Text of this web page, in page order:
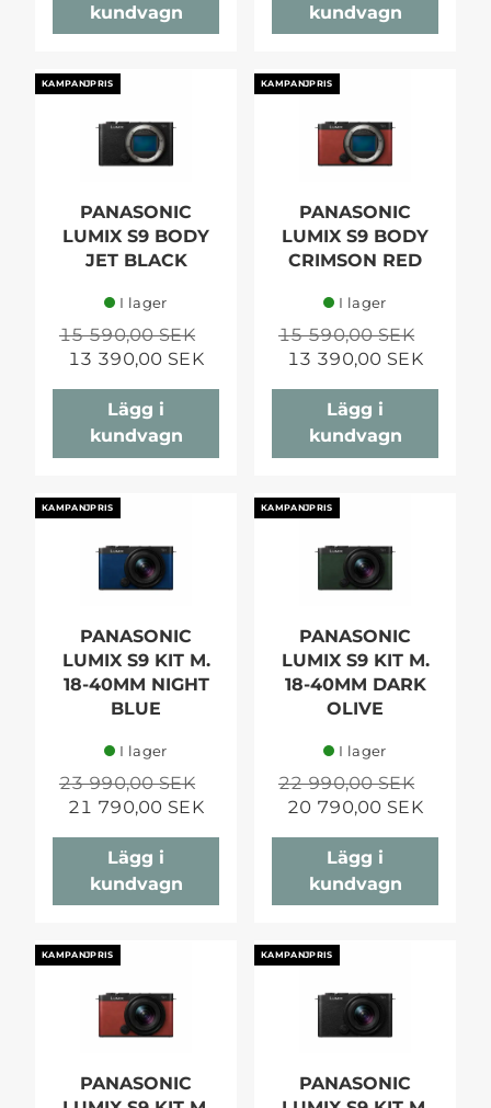
kundvagn
kundvagn
KAMPANJPRIS
PANASONIC
LUMIX S9 BODY
JET BLACK
I lager
15 590,00 SEK
13 390,00 SEK
Lägg i
kundvagn
KAMPANJPRIS
PANASONIC
LUMIX S9 BODY
CRIMSON RED
I lager
15 590,00 SEK
13 390,00 SEK
Lägg i
kundvagn
KAMPANJPRIS
PANASONIC
LUMIX S9 KIT M.
18-40MM NIGHT
BLUE
I lager
23 990,00 SEK
21 790,00 SEK
Lägg i
kundvagn
KAMPANJPRIS
PANASONIC
LUMIX S9 KIT M.
18-40MM DARK
OLIVE
I lager
22 990,00 SEK
20 790,00 SEK
Lägg i
kundvagn
KAMPANJPRIS
PANASONIC
KAMPANJPRIS
PANASONIC